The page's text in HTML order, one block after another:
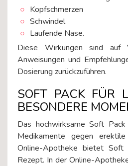
Kopfschmerzen
Schwindel
Laufende Nase.
Diese Wirkungen sind auf
Anweisungen und
Dosierung zurückzuführen.
SOFT PACK FÜR
BESONDERE
Das hochwirksame Soft
Medikamente gegen
Online-Apotheke bietet Soft
Rezept. In der Online-